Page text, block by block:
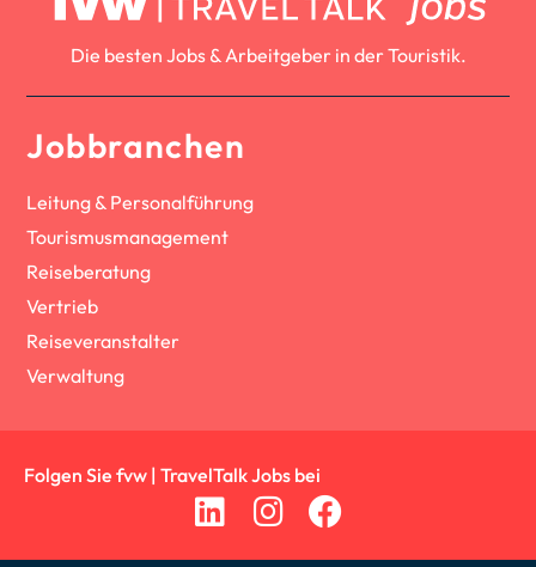
Die besten Jobs & Arbeitgeber in der Touristik.
Jobbranchen
Leitung & Personalführung
Tourismusmanagement
Reiseberatung
Vertrieb
Reiseveranstalter
Verwaltung
Folgen Sie fvw | TravelTalk Jobs bei